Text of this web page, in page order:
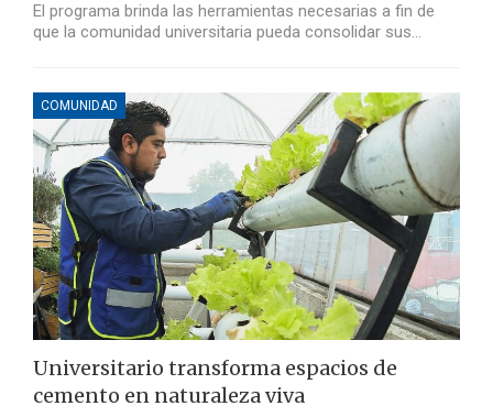
El programa brinda las herramientas necesarias a fin de
que la comunidad universitaria pueda consolidar sus…
COMUNIDAD
Universitario transforma espacios de
cemento en naturaleza viva